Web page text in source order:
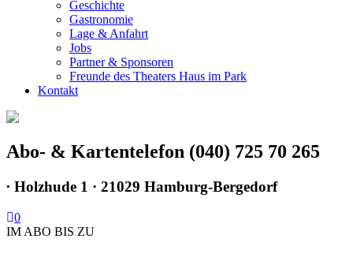
Geschichte
Gastronomie
Lage & Anfahrt
Jobs
Partner & Sponsoren
Freunde des Theaters Haus im Park
Kontakt
Abo- & Kartentelefon (040) 725 70 265
∙ Holzhude 1 · 21029 Hamburg-Bergedorf
0
IM ABO BIS ZU